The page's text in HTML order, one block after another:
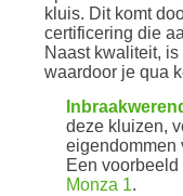
kluis. Dit komt
certificering die
Naast kwaliteit,
waardoor je qua
deze kluizen,
eigendommen
Een
Monza 1.